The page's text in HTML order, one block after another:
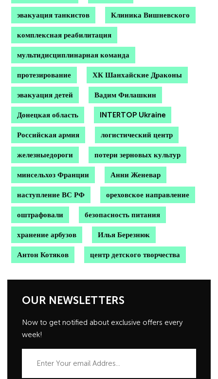
эвакуация танкистов Клиника Вишневского
комплексная реабилитация
мультидисциплинарная команда
протезирование ХК Шанхайские Драконы
эвакуация детей Вадим Филашкин
Донецкая область INTERTOP Ukraine
Российская армия логистический центр
железныедороги потери зерновых культур
минсельхоз Франции Анни Женевар
наступление ВС РФ ореховское направление
оштрафовали безопасность питания
хранение арбузов Илья Березнюк
Антон Котяков центр детского творчества
OUR NEWSLETTERS
Now to get notified about exclusive offers every
week!